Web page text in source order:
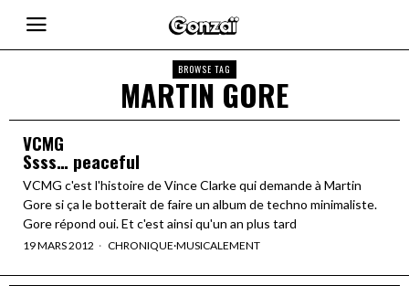
BROWSE TAG
MARTIN GORE
VCMG
Ssss… peaceful
VCMG c'est l'histoire de Vince Clarke qui demande à Martin
Gore si ça le botterait de faire un album de techno minimaliste.
Gore répond oui. Et c'est ainsi qu'un an plus tard
19 MARS 2012 CHRONIQUE·MUSICALEMENT